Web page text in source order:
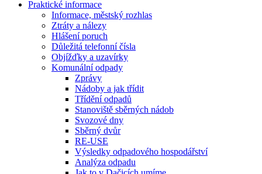
Praktické informace
Informace, městský rozhlas
Ztráty a nálezy
Hlášení poruch
Důležitá telefonní čísla
Objížďky a uzavírky
Komunální odpady
Zprávy
Nádoby a jak třídit
Třídění odpadů
Stanoviště sběrných nádob
Svozové dny
Sběrný dvůr
RE-USE
Výsledky odpadového hospodářství
Analýza odpadu